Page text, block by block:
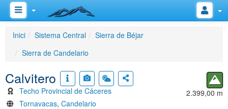
Inici Sistema Central
Sierra de Béjar
Sierra de Candelario
Calvitero
Techo Provincial de Cáceres
Tornavacas, Candelario
2.399,00 m